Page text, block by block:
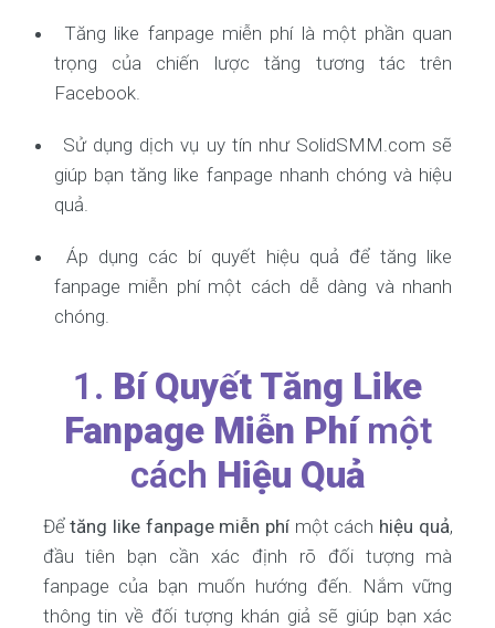
Tăng like fanpage miễn phí là một phần quan
trọng của chiến lược tăng tương tác trên
Facebook.
Sử dụng dịch vụ uy tín như SolidSMM.com sẽ
giúp bạn tăng like fanpage nhanh chóng và hiệu
quả.
Áp dụng các bí quyết hiệu quả để tăng like
fanpage miễn phí một cách dễ dàng và nhanh
chóng.
1. Bí Quyết Tăng Like
Fanpage Miễn Phímột
cách Hiệu Quả
Đểtăng like fanpage miễn phímột cách hiệu quả,
đầu tiên bạn cần xác định rõ đối tượng mà
fanpage của bạn muốn hướng đến. Nắm vững
thông tin về đối tượng khán giả sẽ giúp bạn xác